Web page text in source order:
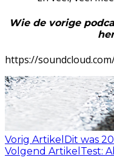
Wie de vorige
https://
Vorig Artikel Dit was
Volgend Artikel Test: